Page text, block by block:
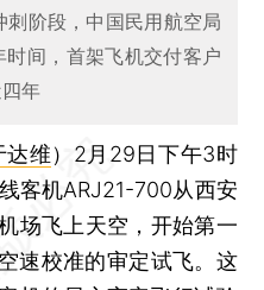
阶段，中国民用航空局
间，首架飞机交付客户
年
达维） 2月29日下午3时
客机ARJ21-700从西安
场飞上天空，开始第一
速校准的审定试飞。这